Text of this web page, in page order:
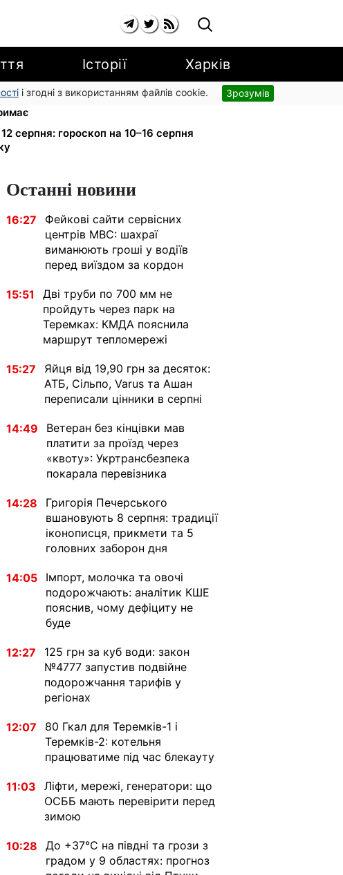
Історії Харків
і згодні з використанням файлів cookie. Зрозумів
III групи з вересня: від 2595 до 10 625
серпня: гороскоп на 10–16 серпня
Останні новини
16:27
Фейкові сайти сервісних
центрів МВС: шахраї
виманюють гроші у водіїв
перед виїздом за кордон
15:51
Дві труби по 700 мм не
пройдуть через парк на
Теремках: КМДА пояснила
маршрут тепломережі
15:27
Яйця від 19,90 грн за десяток:
АТБ, Сільпо, Varus та Ашан
переписали цінники в серпні
14:49
Ветеран без кінцівки мав
платити за проїзд через
«квоту»: Укртрансбезпека
покарала перевізника
14:28
Григорія Печерського
вшановують 8 серпня: традиції
іконописця, прикмети та 5
головних заборон дня
14:05
Імпорт, молочка та овочі
подорожчають: аналітик КШЕ
пояснив, чому дефіциту не
буде
12:27
125 грн за куб води: закон
№4777 запустив подвійне
подорожчання тарифів у
регіонах
12:07
80 Гкал для Теремків-1 і
Теремків-2: котельня
працюватиме під час блекауту
11:03
Ліфти, мережі, генератори: що
ОСББ мають перевірити перед
зимою
10:28
До +37°C на півдні та грози з
градом у 9 областях: прогноз